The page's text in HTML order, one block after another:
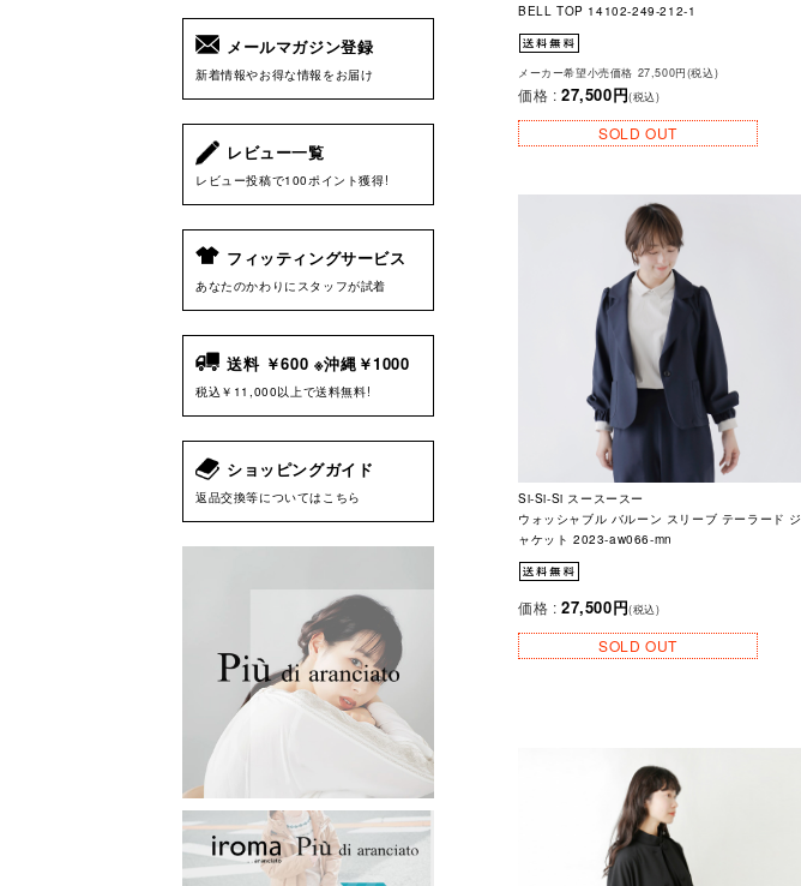
メールマガジン登録
新着情報やお得な情報をお届け
レビュー一覧
レビュー投稿で100ポイント獲得!
フィッティングサービス
あなたのかわりにスタッフが試着
送料 ￥600 ※沖縄￥1000
税込￥11,000以上で送料無料!
ショッピングガイド
返品交換等についてはこちら
BELL TOP 14102-249-212-1
メーカー希望小売価格 27,500円(税込)
価格 : 27,500円(税込)
SOLD OUT
Si-Si-Si スースースー
ウォッシャブル バルーン スリーブ テーラード ジ
ャケット 2023-aw066-mn
価格 : 27,500円(税込)
SOLD OUT